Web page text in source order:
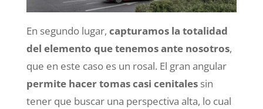
En segundo lugar, capturamos la totalidad
del elemento que tenemos ante nosotros,
que en este caso es un rosal. El gran angular
permite hacer tomas casi cenitalessin
tener que buscar una perspectiva alta, lo cual